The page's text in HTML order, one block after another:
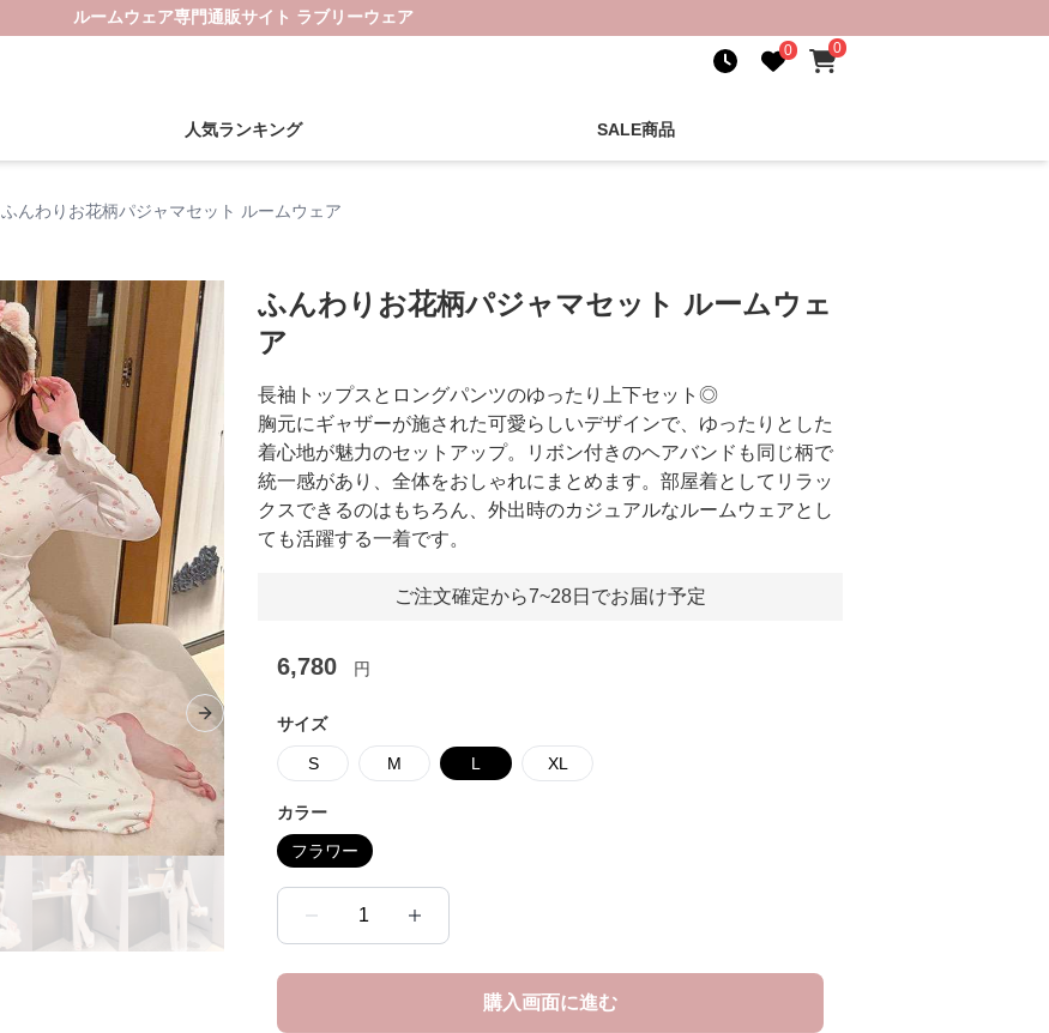
ルームウェア専門通販サイト ラブリーウェア
0 0
人気ランキング SALE商品
ふんわりお花柄パジャマセット ルームウェア
Next slide
ふんわりお花柄パジャマセット ルームウェ
ア
長袖トップスとロングパンツのゆったり上下セット◎
胸元にギャザーが施された可愛らしいデザインで、ゆったりとした
着心地が魅力のセットアップ。リボン付きのヘアバンドも同じ柄で
統一感があり、全体をおしゃれにまとめます。部屋着としてリラッ
クスできるのはもちろん、外出時のカジュアルなルームウェアとし
ても活躍する一着です。
ご注文確定から7~28日でお届け予定
6,780 円
サイズ
S M L XL
カラー
フラワー
1
購入画面に進む